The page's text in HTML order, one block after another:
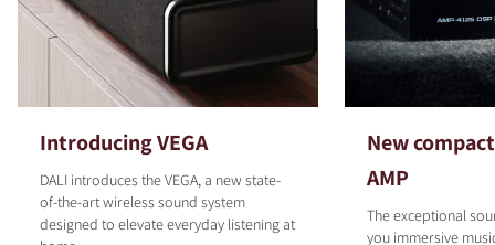
Introducing VEGA
DALI introduces the VEGA, a new state-
of-the-art wireless sound system
designed to elevate everyday listening at
New
AMP
The exceptional
you immersive
COMPARAR PRODUCTOS